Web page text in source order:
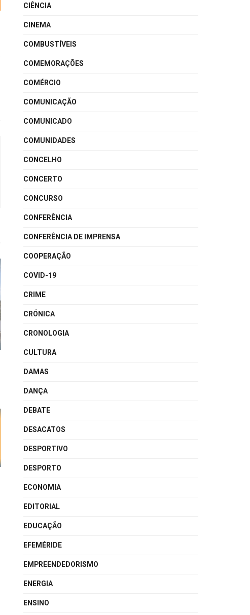
CIÊNCIA
CINEMA
COMBUSTÍVEIS
COMEMORAÇÕES
COMÉRCIO
COMUNICAÇÃO
COMUNICADO
COMUNIDADES
CONCELHO
CONCERTO
CONCURSO
CONFERÊNCIA
CONFERÊNCIA DE IMPRENSA
COOPERAÇÃO
COVID-19
CRIME
CRÓNICA
CRONOLOGIA
CULTURA
DAMAS
DANÇA
DEBATE
DESACATOS
DESPORTIVO
DESPORTO
ECONOMIA
EDITORIAL
EDUCAÇÃO
EFEMÉRIDE
EMPREENDEDORISMO
ENERGIA
ENSINO